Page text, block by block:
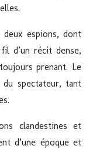
espions, dont
d’un récit dense,
prenant. Le
spectateur, tant
clandestines et
d’une époque et